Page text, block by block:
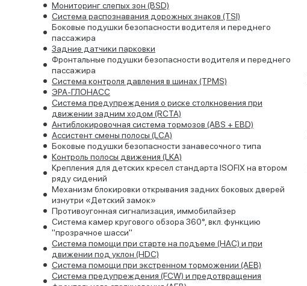
Мониторинг слепых зон (BSD)
Система распознавания дорожных знаков (TSI)
Боковые подушки безопасности водителя и переднего
пассажира
Задние датчики парковки
Фронтальные подушки безопасности водителя и переднего
пассажира
Система контроля давления в шинах (TPMS)
ЭРА-ГЛОНАСС
Cистема предупреждения о риске столкновения при
движении задним ходом (RCTA)
Антиблокировочная система тормозов (ABS + EBD)
Ассистент смены полосы (LCA)
Боковые подушки безопасности занавесочного типа
Контроль полосы движения (LKA)
Крепления для детских кресел стандарта ISOFIX на втором
ряду сидений
Механизм блокировки открывания задних боковых дверей
изнутри «Детский замок»
Противоугонная сигнализация, иммобилайзер
Система камер кругового обзора 360°, вкл. функцию
"прозрачное шасси"
Система помощи при старте на подъеме (HАC) и при
движении под уклон (HDC)
Система помощи при экстренном торможении (AEB)
Система предупреждения (FCW) и предотвращения